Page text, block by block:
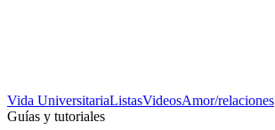
Vida UniversitariaListasVideosAmor/relaciones
Guías y tutoriales